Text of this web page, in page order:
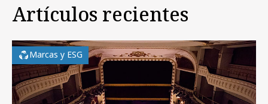
Artículos recientes
Marcas y ESG